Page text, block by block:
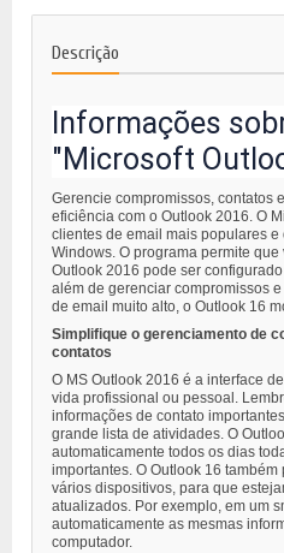
Descrição
Informações
"Microsoft
Gerencie compromissos, contatos
eficiência com o Outlook 2016. O
clientes de email mais populares
Windows. O programa permite
Outlook 2016 pode ser
além de gerenciar compromissos
de email muito alto, o Outlook 16
Simplifique o gerenciamento de
contatos
O MS Outlook 2016 é a interface
vida profissional ou pessoal.
informações de contato
grande lista de atividades. O
automaticamente todos os dias
importantes. O Outlook 16
vários dispositivos, para que
atualizados. Por exemplo, em um
automaticamente as mesmas
computador.